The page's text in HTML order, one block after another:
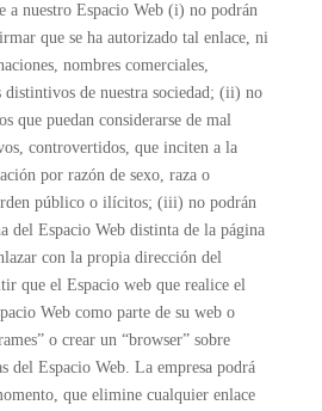
a nuestro Espacio Web (i) no podrán
que se ha autorizado tal enlace, ni
nombres comerciales,
de nuestra sociedad; (ii) no
que puedan considerarse de mal
controvertidos, que inciten a la
por razón de sexo, raza o
público o ilícitos; (iii) no podrán
del Espacio Web distinta de la página
con la propia dirección del
que el Espacio web que realice el
Web como parte de su web o
o crear un “browser” sobre
del Espacio Web. La empresa podrá
que elimine cualquier enlace